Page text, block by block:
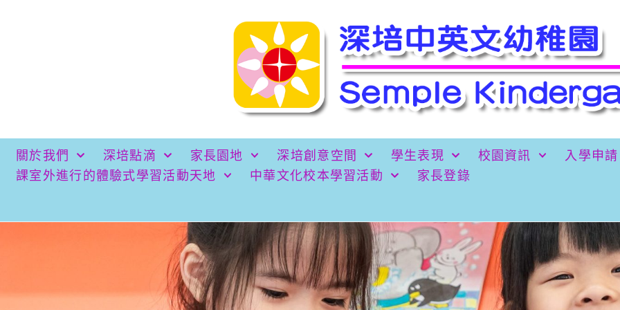
關於我們 深培點滴 家長園地 深培創意空間 學生表現 校園資訊
入學申請
課室外進行的體驗式學習活動天地
中華文化校本學習活動 家長登錄